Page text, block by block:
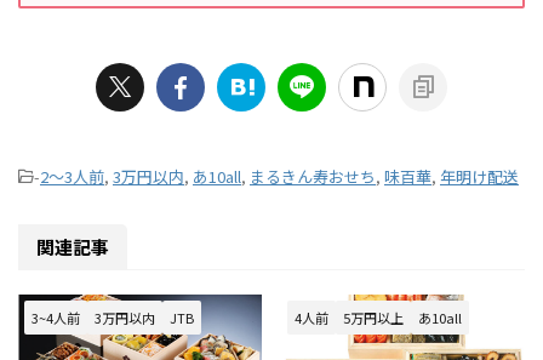
-2～3人前, 3万円以内, あ10all, まるきん寿おせち, 味百華, 年明け配送
関連記事
3~4人前 3万円以内 JTB 4人前 5万円以上 あ10all